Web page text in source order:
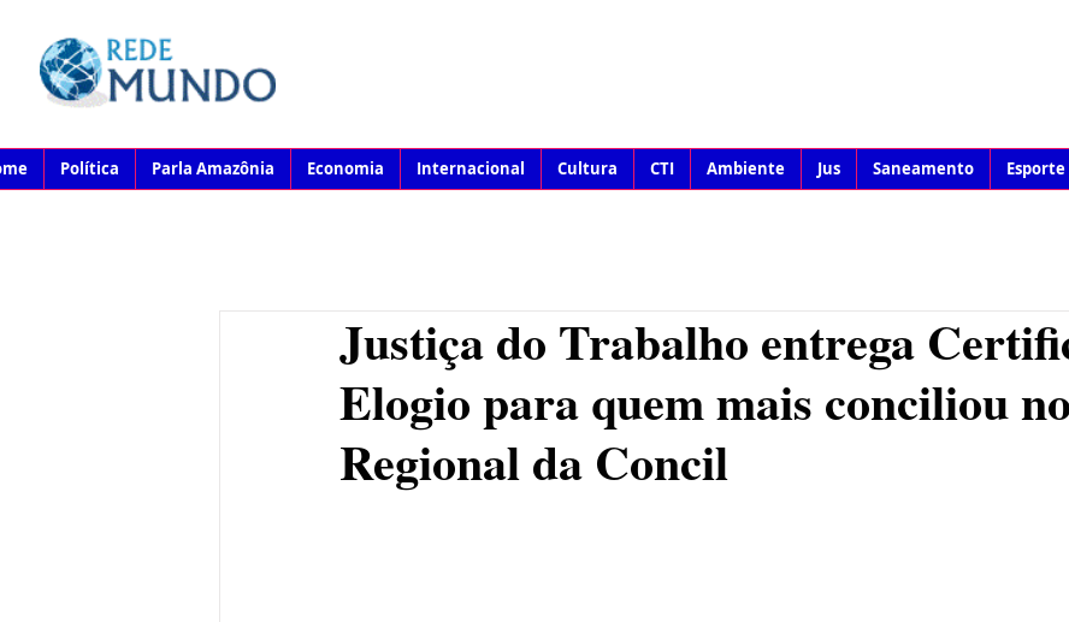
Política Parla Amazônia Economia Internacional Cultura CTI Ambiente Jus Saneamento Esporte
Justiça do Trabalho entrega
Elogio para quem mais conciliou
Regional da Concil